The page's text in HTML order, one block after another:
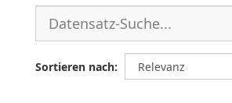
Sortieren nach